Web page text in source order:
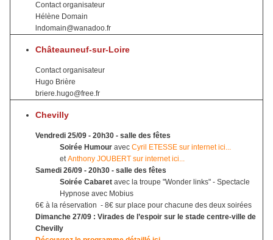
Contact organisateur
Hélène Domain
lndomain@wanadoo.fr
Châteauneuf-sur-Loire
Contact organisateur
Hugo Brière
briere.hugo@free.fr
Chevilly
Vendredi 25/09 - 20h30 - salle des fêtes
Soirée Humour avec Cyril ETESSE sur internet ici...
etAnthony JOUBERT sur internet ici...
Samedi 26/09 - 20h30 - salle des fêtes
Soirée Cabaret avec la troupe "Wonder links" - Spectacle
Hypnose avec Mobius
6€ à la réservation - 8€ sur place pour chacune des deux soirées
Dimanche 27/09 : Virades de l’espoir sur le stade centre-ville de
Chevilly